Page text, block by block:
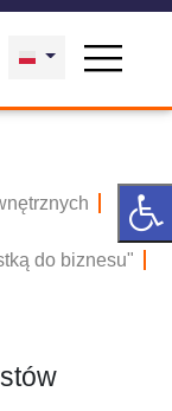
do biznesu"